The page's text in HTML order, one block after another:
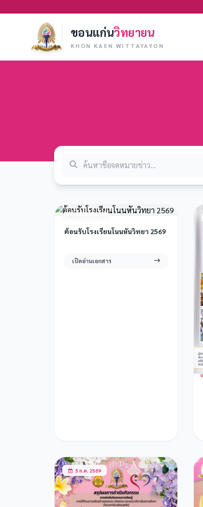
ขอนแก่นวิทยายน
KHON KAEN WITTAYAYON
ต้อนรับโรงเรียนโนนหันวิทยา 2569
เปิดอ่านเอกสาร
5 ก.ค. 2569